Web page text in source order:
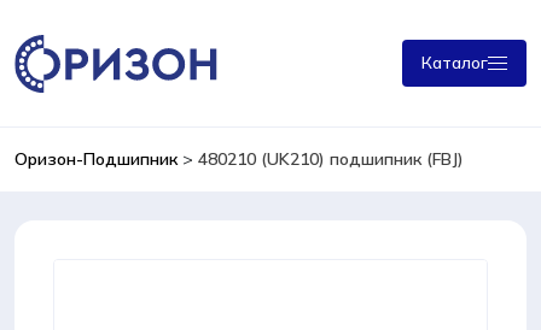
Каталог
Оризон-Подшипник> 480210 (UK210) подшипник (FBJ)